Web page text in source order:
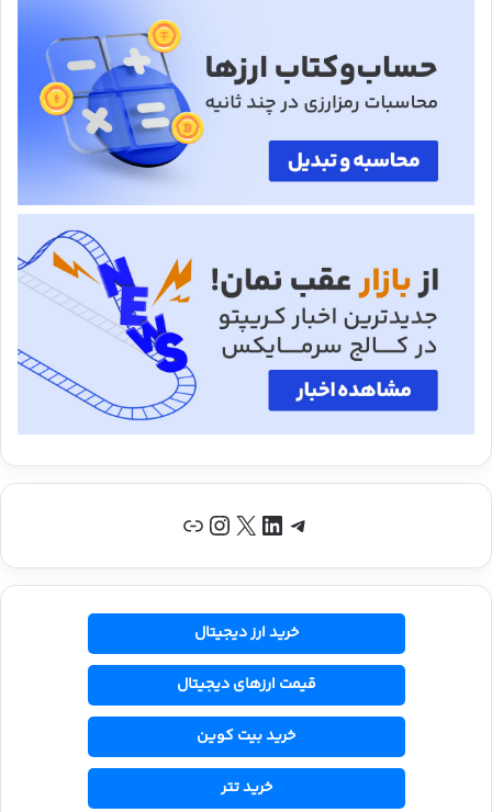
تلگرام لینکداین X اینستاگرم پیوند
خرید ارز دیجیتال
قیمت ارزهای دیجیتال
خرید بیت کوین
خرید تتر